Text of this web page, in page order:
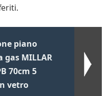
piano
gas MILLAR
70cm 5
vetro